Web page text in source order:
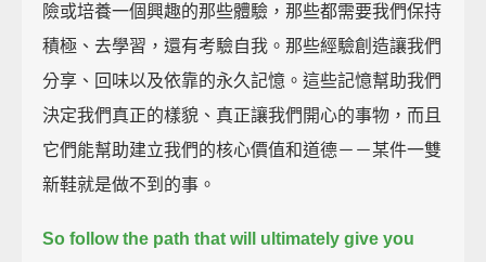
險或培養一個興趣的那些體驗，那些都需要我們保持
積極、去學習，還有考驗自我。那些經驗創造讓我們
分享、回味以及依靠的永久記憶。這些記憶幫助我們
決定我們真正的樣貌、真正讓我們開心的事物，而且
它們能幫助建立我們的核心價值和道德－－某件一雙
新鞋就是做不到的事。
So follow the path that will ultimately give you